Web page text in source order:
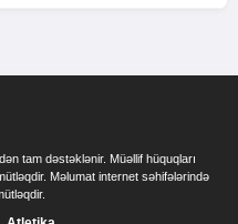
tam dəstəklənir. Müəllif hüquqları
Məlumat internet səhifələrində